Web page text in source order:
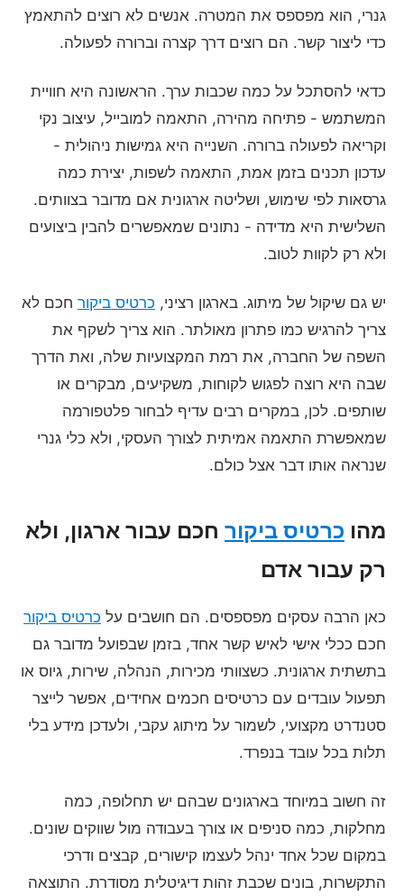
גנרי, הוא מפספס את המטרה. אנשים לא רוצים להתאמץ
כדי ליצור קשר. הם רוצים דרך קצרה וברורה לפעולה.
כדאי להסתכל על כמה שכבות ערך. הראשונה היא חוויית
המשתמש - פתיחה מהירה, התאמה למובייל, עיצוב נקי
וקריאה לפעולה ברורה. השנייה היא גמישות ניהולית -
עדכון תכנים בזמן אמת, התאמה לשפות, יצירת כמה
גרסאות לפי שימוש, ושליטה ארגונית אם מדובר בצוותים.
השלישית היא מדידה - נתונים שמאפשרים להבין ביצועים
ולא רק לקוות לטוב.
יש גם שיקול של מיתוג. בארגון רציני, כרטיס ביקור חכם לא
צריך להרגיש כמו פתרון מאולתר. הוא צריך לשקף את
השפה של החברה, את רמת המקצועיות שלה, ואת הדרך
שבה היא רוצה לפגוש לקוחות, משקיעים, מבקרים או
שותפים. לכן, במקרים רבים עדיף לבחור פלטפורמה
שמאפשרת התאמה אמיתית לצורך העסקי, ולא כלי גנרי
שנראה אותו דבר אצל כולם.
מהו כרטיס ביקור חכם עבור ארגון, ולא
רק עבור אדם
כאן הרבה עסקים מפספסים. הם חושבים על כרטיס ביקור
חכם ככלי אישי לאיש קשר אחד, בזמן שבפועל מדובר גם
בתשתית ארגונית. כשצוותי מכירות, הנהלה, שירות, גיוס או
תפעול עובדים עם כרטיסים חכמים אחידים, אפשר לייצר
סטנדרט מקצועי, לשמור על מיתוג עקבי, ולעדכן מידע בלי
תלות בכל עובד בנפרד.
זה חשוב במיוחד בארגונים שבהם יש תחלופה, כמה
מחלקות, כמה סניפים או צורך בעבודה מול שווקים שונים.
במקום שכל אחד ינהל לעצמו קישורים, קבצים ודרכי
התקשרות, בונים שכבת זהות דיגיטלית מסודרת. התוצאה